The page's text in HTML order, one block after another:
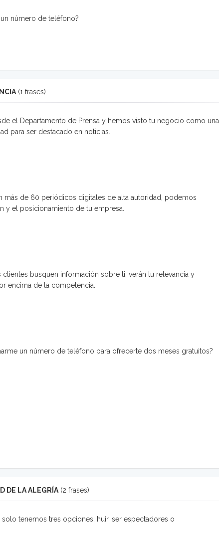
número de teléfono?
(1 frases)
el Departamento de Prensa y hemos visto tu negocio como una
para ser destacado en noticias.
más de 60 periódicos digitales de alta autoridad, podemos
y el posicionamiento de tu empresa.
clientes busquen información sobre ti, verán tu relevancia y
encima de la competencia.
un número de teléfono para ofrecerte dos meses gratuitos?
DE LA ALEGRÍA (2 frases)
solo tenemos tres opciones; huir, ser espectadores o